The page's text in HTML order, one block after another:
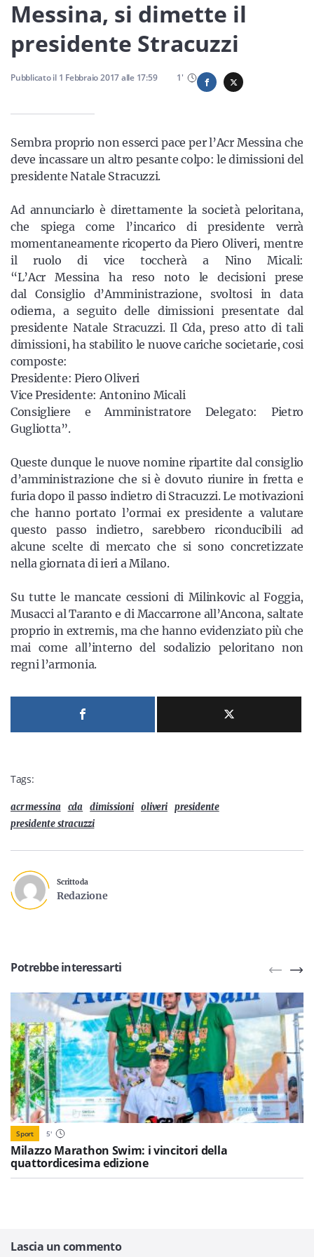
Servizi
Resta sempre aggiornato con le ultime news, iscriviti alla
nostra newsletter
Messina, si dimette il
presidente Stracuzzi
Pubblicato il 1 Febbraio 2017alle 17:59 1'
Sembra proprio non esserci pace per l’Acr Messina che
deve incassare un altro pesante colpo: le dimissioni del
presidente Natale Stracuzzi.
Ad annunciarlo è direttamente la società peloritana,
che spiega come l’incarico di presidente verrà
momentaneamente ricoperto da Piero Oliveri, mentre
il ruolo di vice toccherà a Nino Micali:
“L’Acr Messina ha reso noto le decisioni prese
dal Consiglio d’Amministrazione, svoltosi in data
odierna, a seguito delle dimissioni presentate dal
presidente Natale Stracuzzi. Il Cda, preso atto di tali
dimissioni, ha stabilito le nuove cariche societarie, cosi
composte:
Presidente: Piero Oliveri
Vice Presidente: Antonino Micali
Consigliere e Amministratore Delegato: Pietro
Gugliotta”.
Queste dunque le nuove nomine ripartite dal consiglio
d’amministrazione che si è dovuto riunire in fretta e
furia dopo il passo indietro di Stracuzzi. Le motivazioni
che hanno portato l’ormai ex presidente a valutare
questo passo indietro, sarebbero riconducibili ad
alcune scelte di mercato che si sono concretizzate
nella giornata di ieri a Milano.
Su tutte le mancate cessioni di Milinkovic al Foggia,
Musacci al Taranto e di Maccarrone all’Ancona, saltate
proprio in extremis, ma che hanno evidenziato più che
mai come all’interno del sodalizio peloritano non
regni l’armonia.
Tags:
acr messina cda dimissioni oliveri presidente
presidente stracuzzi
Scritto da
Redazione
Potrebbe interessarti
Sport 5'
Milazzo Marathon Swim: i vincitori della
quattordicesima edizione
Lascia un commento